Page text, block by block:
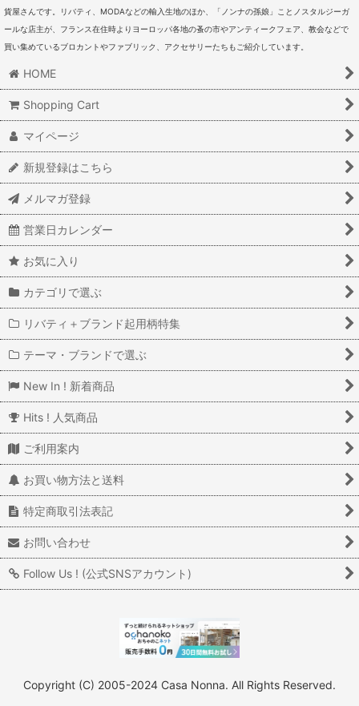
貨屋さんです。リバティ、MODAなどの輸入生地のほか、「ノンナの孫娘」ことノスタルジーガ
ールな店主が、フランス在住時よりヨーロッパ各地の蚤の市やアンティークフェア、教会などで
買い集めているブロカントやファブリック、アクセサリーたちもご紹介しています。
HOME
Shopping Cart
マイページ
新規登録はこちら
メルマガ登録
営業日カレンダー
お気に入り
カテゴリで選ぶ
リバティ＋ブランド起用柄特集
テーマ・ブランドで選ぶ
New In ! 新着商品
Hits ! 人気商品
ご利用案内
お買い物方法と送料
特定商取引法表記
お問い合わせ
Follow Us ! (公式SNSアカウント)
Copyright (C) 2005-2024 Casa Nonna. All Rights Reserved.